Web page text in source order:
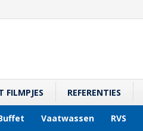
FILMPJES REFERENTIES
Vaatwassen RVS